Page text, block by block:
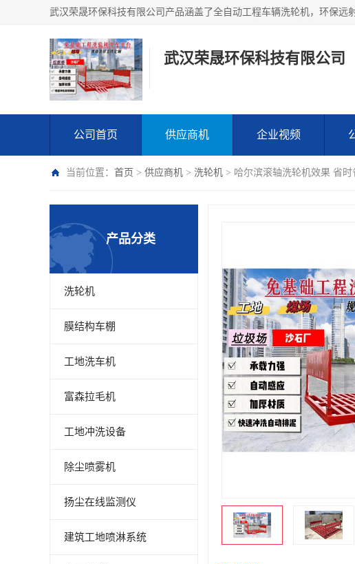
武汉荣晟环保科技有限公司
公司首页 供应商机 企业视频
当前位置： 首页 > 供应商机 > 洗轮机 > 哈尔滨滚轴洗轮机效果 省
产品分类
洗轮机
膜结构车棚
工地洗车机
富森拉毛机
工地冲洗设备
除尘喷雾机
扬尘在线监测仪
建筑工地喷淋系统